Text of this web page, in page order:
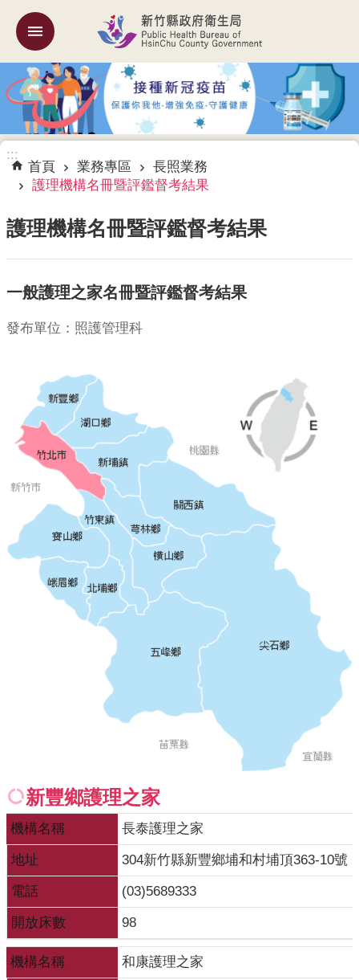
跳到主要內容區塊
機
關
簡
介
訊
息
告
專
人
員
區
主
專
區
民
服
生
所
測
驗
結
核
菌
素
:::
:::
首頁 業務專區
長照業務
護理機構名冊暨評鑑督考結果
護理機構名冊暨評鑑督考結果
一般護理之家名冊暨評鑑督考結果
發布單位：照護管理科
新豐鄉護理之家
機構名稱 長泰護理之家
地址 304新竹縣新豐鄉埔和村埔頂363-10號
電話 (03)5689333
開放床數 98
機構名稱 和康護理之家